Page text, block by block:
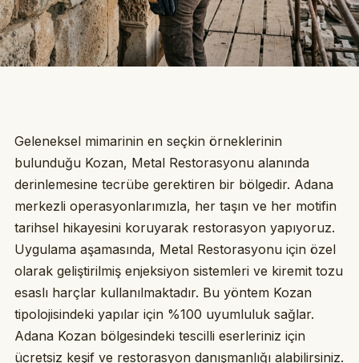
Geleneksel mimarinin en seçkin örneklerinin
bulunduğu Kozan, Metal Restorasyonu alanında
derinlemesine tecrübe gerektiren bir bölgedir. Adana
merkezli operasyonlarımızla, her taşın ve her motifin
tarihsel hikayesini koruyarak restorasyon yapıyoruz.
Uygulama aşamasında, Metal Restorasyonu için özel
olarak geliştirilmiş enjeksiyon sistemleri ve kiremit tozu
esaslı harçlar kullanılmaktadır. Bu yöntem Kozan
tipolojisindeki yapılar için %100 uyumluluk sağlar.
Adana Kozan bölgesindeki tescilli eserleriniz için
ücretsiz keşif ve restorasyon danışmanlığı alabilirsiniz.